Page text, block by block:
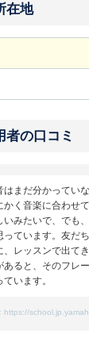
在地
者の口コミ
はまだ分かってい
かく音楽に合わせ
いみたいで、でも
ています。友だ
、レッスンで出て
あると、そのフレ
います。
https://